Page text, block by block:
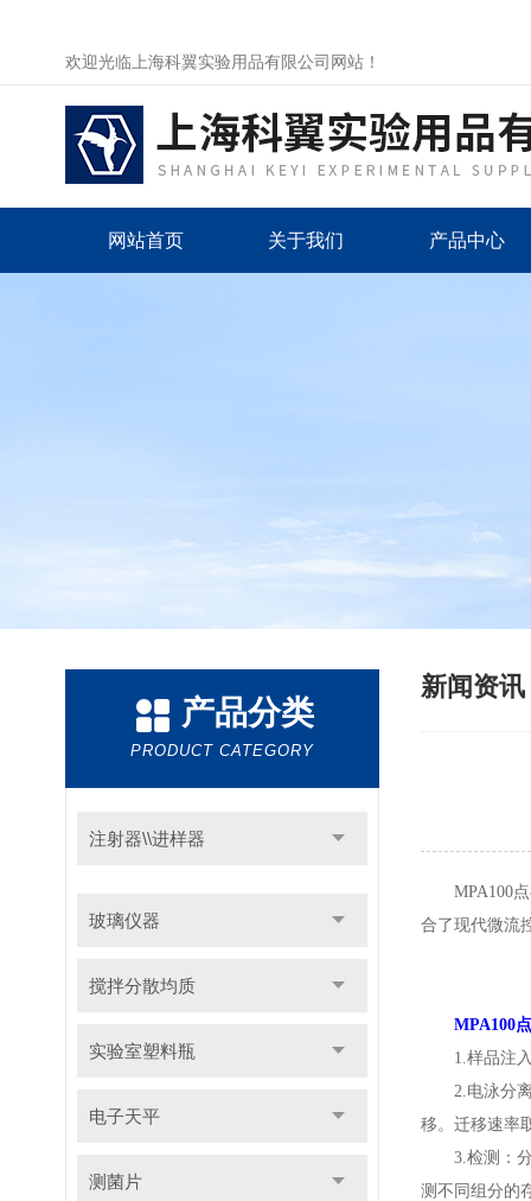
欢迎光临上海科翼实验用品有限公司网站！
网站首页 关于我们 产品中心
产品分类
PRODUCT CATEGORY
注射器\\进样器
玻璃仪器
搅拌分散均质
实验室塑料瓶
电子天平
测菌片
新闻资讯
MPA100点
合了现代微流
MPA100
1.样品注入
2.电泳分离
移。迁移速率
3.检测：分
测不同组分的